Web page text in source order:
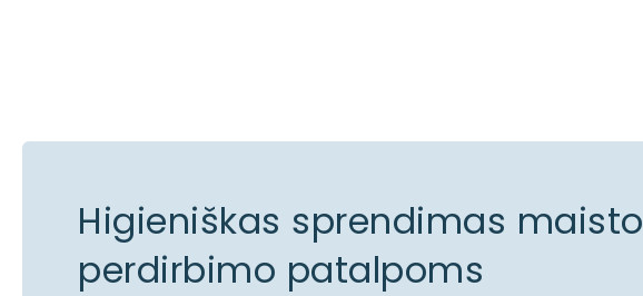
Higieniškas sprendimas maisto
perdirbimo patalpoms